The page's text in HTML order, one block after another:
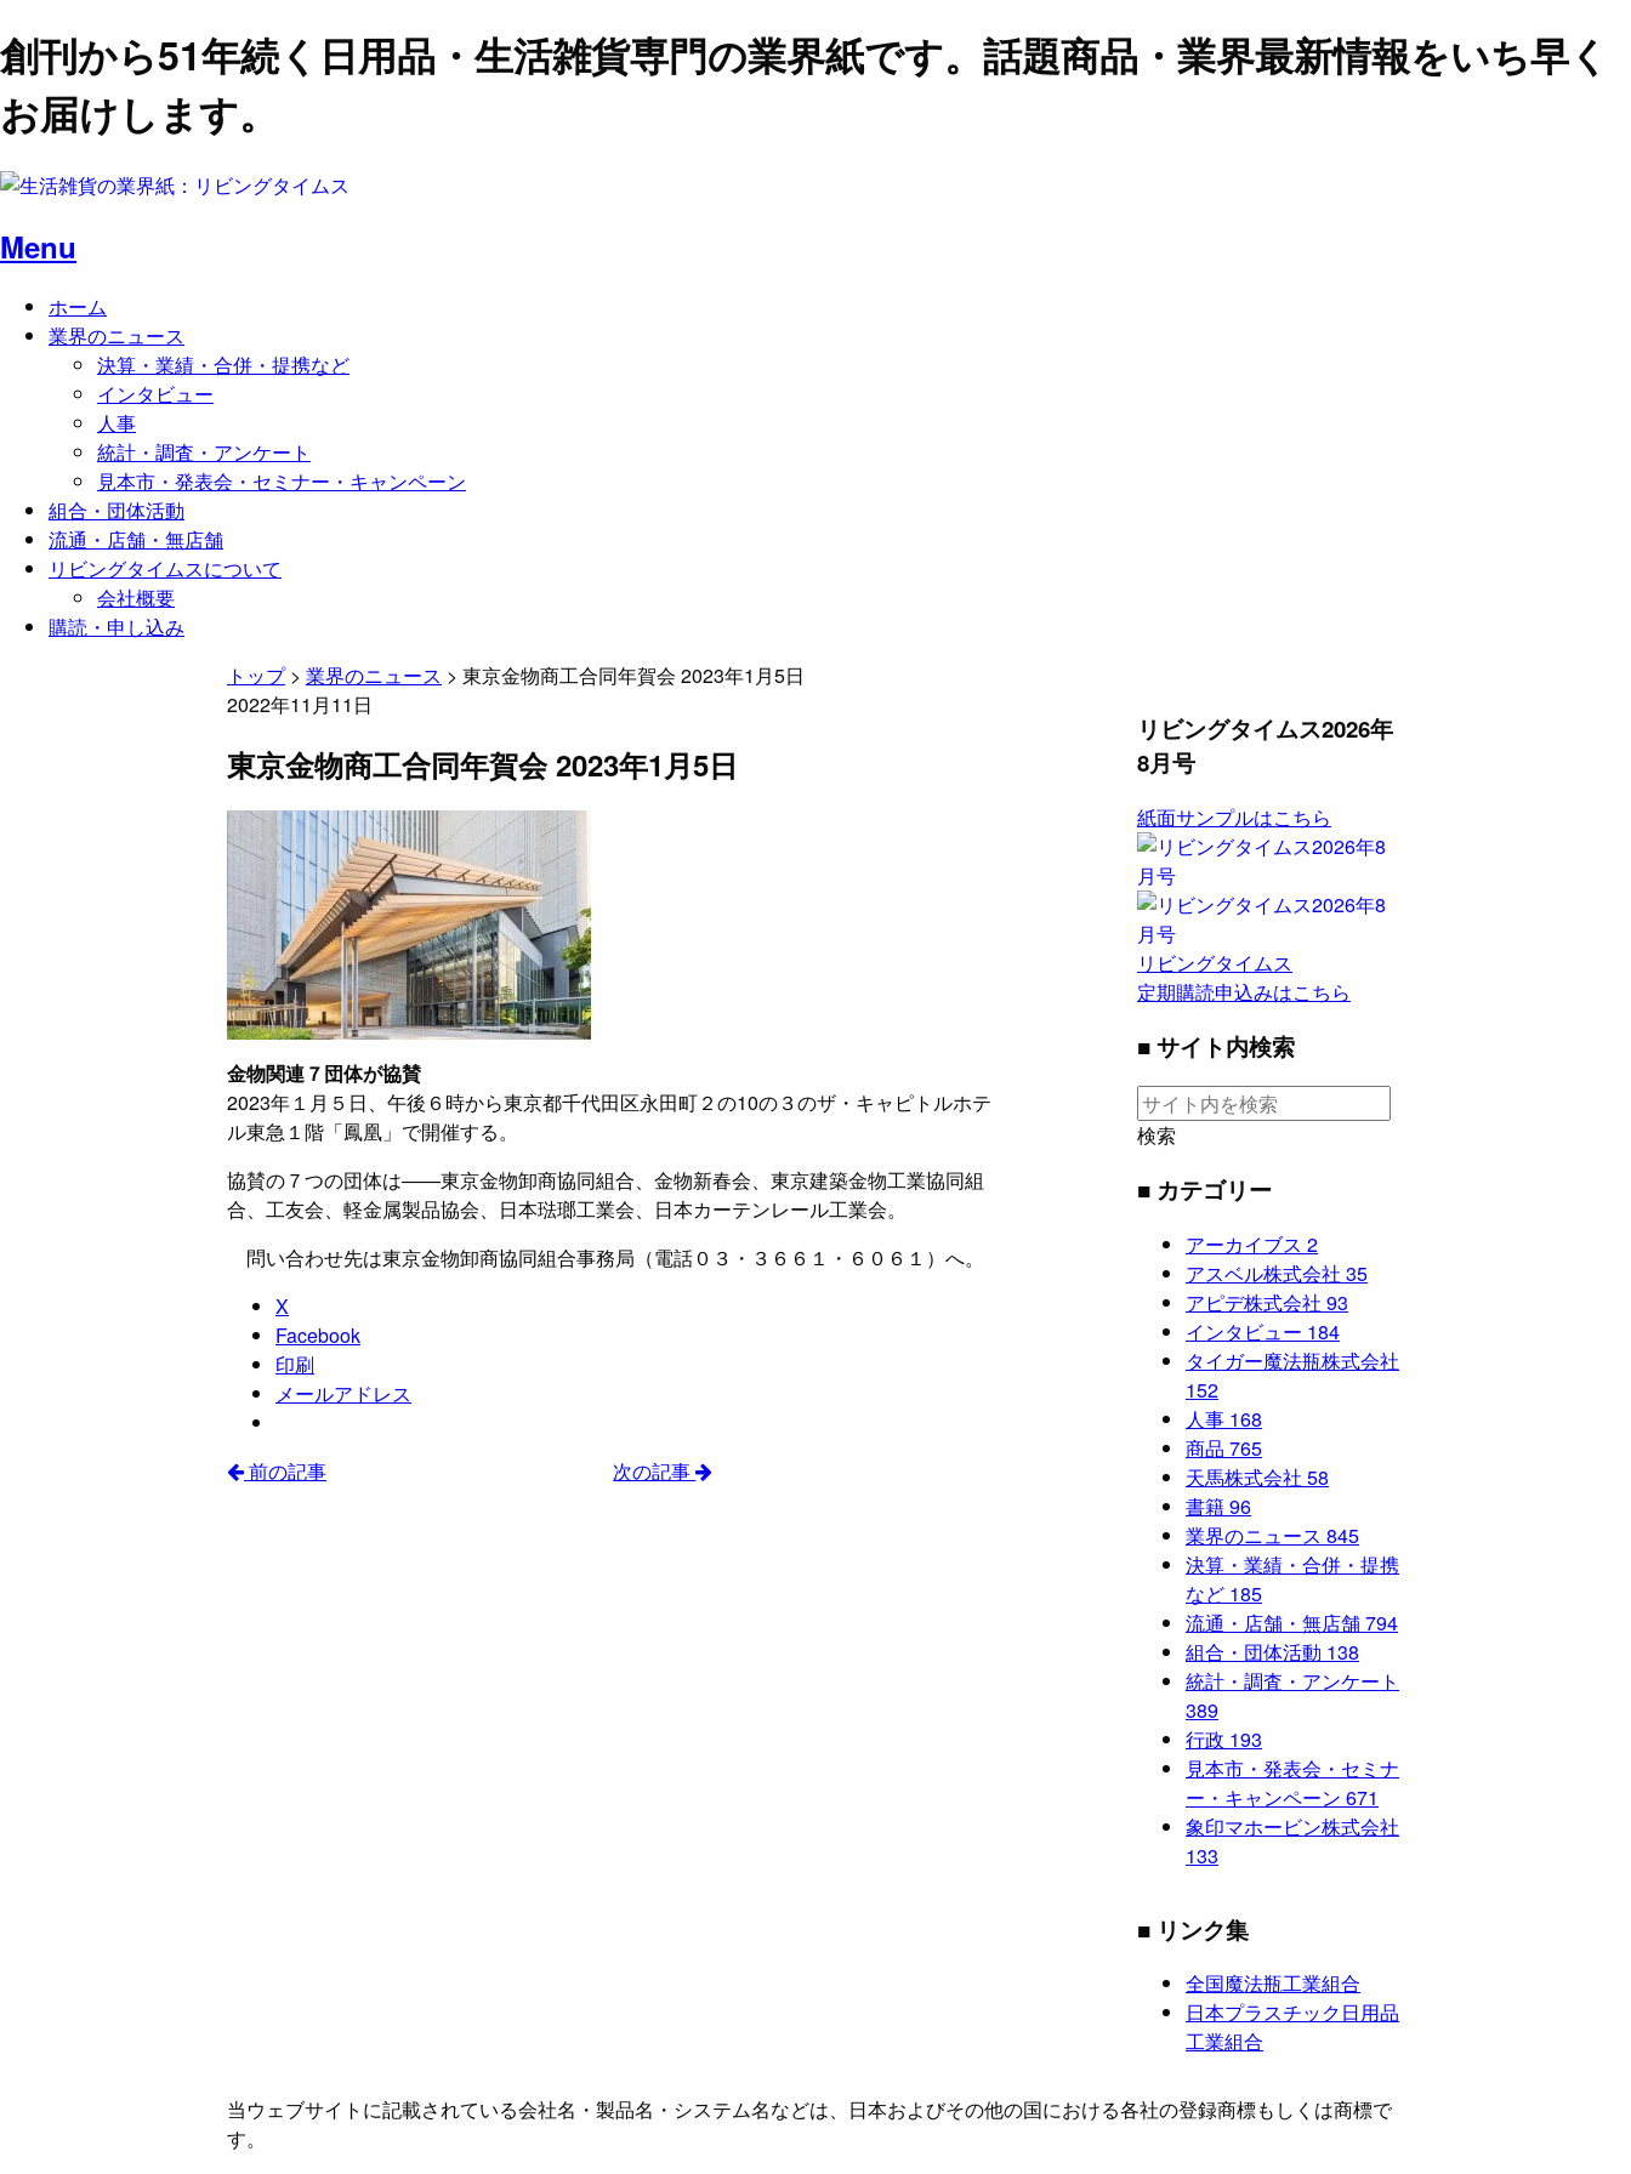
創刊から51年続く日用品・生活雑貨専門の業界紙です。話題商品・業界最新情報をいち早く
お届けします。
Menu
ホーム
業界のニュース
決算・業績・合併・提携など
インタビュー
人事
統計・調査・アンケート
見本市・発表会・セミナー・キャンペーン
組合・団体活動
流通・店舗・無店舗
リビングタイムスについて
会社概要
購読・申し込み
トップ> 業界のニュース > 東京金物商工合同年賀会 2023年1月5日
2022年11月11日
東京金物商工合同年賀会 2023年1月5日
金物関連７団体が協賛
2023年１月５日、午後６時から東京都千代田区永田町２の10の３のザ・キャピトルホテ
ル東急１階「鳳凰」で開催する。
協賛の７つの団体は――東京金物卸商協同組合、金物新春会、東京建築金物工業協同組
合、工友会、軽金属製品協会、日本琺瑯工業会、日本カーテンレール工業会。
問い合わせ先は東京金物卸商協同組合事務局（電話０３・３６６１・６０６１）へ。
X
Facebook
印刷
メールアドレス
前の記事 次の記事
リビングタイムス2026年
8月号
紙面サンプルはこちら
リビングタイムス
定期購読申込みはこちら
■ サイト内検索
検索
■ カテゴリー
アーカイブス 2
アスベル株式会社 35
アピデ株式会社 93
インタビュー 184
タイガー魔法瓶株式会社
152
人事 168
商品 765
天馬株式会社 58
書籍96
業界のニュース 845
決算・業績・合併・提携
など 185
流通・店舗・無店舗794
組合・団体活動 138
統計・調査・アンケート
389
行政 193
見本市・発表会・セミナ
ー・キャンペーン 671
象印マホービン株式会社
133
■ リンク集
全国魔法瓶工業組合
日本プラスチック日用品
工業組合
当ウェブサイトに記載されている会社名・製品名・システム名などは、日本およびその他の国における各社の登録商標もしくは商標で
す。